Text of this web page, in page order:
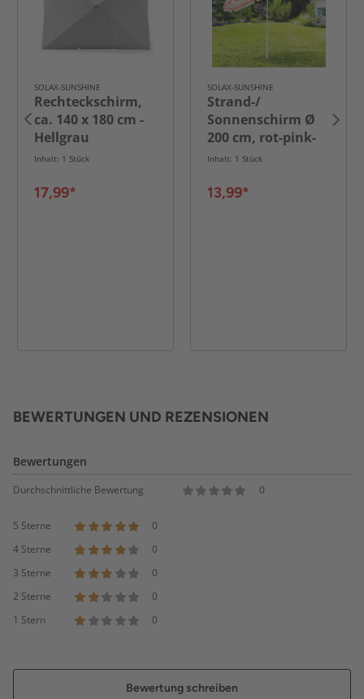
SOLAX-SUNSHINE
Rechteckschirm,
ca. 140 x 180 cm -
Hellgrau
Inhalt: 1 Stück
17,99*
SOLAX-SUNSHINE
Strand-/
Sonnenschirm Ø
200 cm, rot-pink-
gelb-hellblau
Inhalt: 1 Stück
13,99*
BEWERTUNGEN UND REZENSIONEN
Bewertungen
Durchschnittliche Bewertung 0
5 Sterne
0
4 Sterne
0
3 Sterne
0
2 Sterne
0
1 Stern
0
Bewertung schreiben